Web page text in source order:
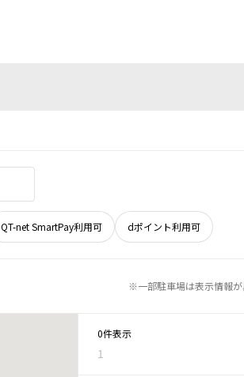
QT-net SmartPay利用可 dポイント利用可
※一部駐車場は表示情報
0件表示
1